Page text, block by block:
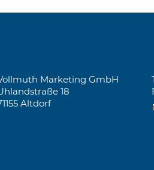
Marketing GmbH
18
Altdorf